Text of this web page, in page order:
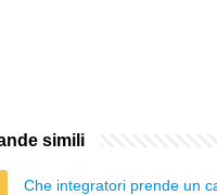
simili
Che integratori prende un